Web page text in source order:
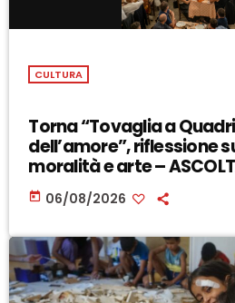
CULTURA
Torna “Tovaglia a
dell’amore”, riflessione
moralità e arte –
today 06/08/2026